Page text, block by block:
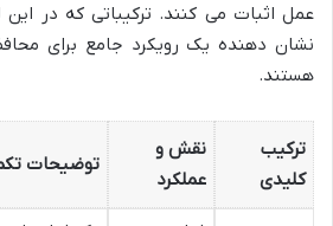
عمل اثبات می کنند. ترکیباتی که در این
نشان دهنده یک رویکرد جامع برای
هستند.
ترکیب
کلیدی
نقش و
عملکرد
توضیحات